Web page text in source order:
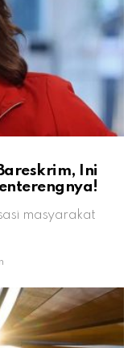
Ini
masyarakat